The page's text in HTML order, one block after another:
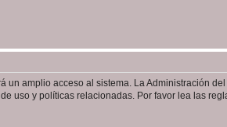
amplio acceso al sistema. La Administración
uso y políticas relacionadas. Por favor lea las